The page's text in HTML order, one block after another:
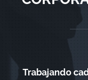
Trabajando